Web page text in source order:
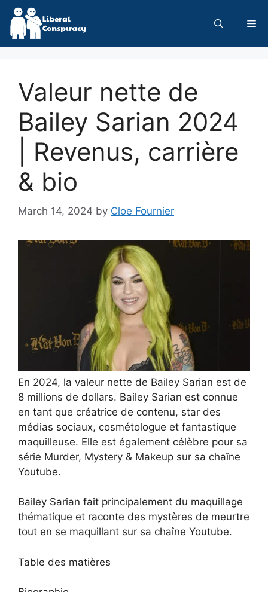
Skip
content
Valeur nette de
Bailey Sarian 2024
| Revenus, carrière
& bio
March 14, 2024 by Cloe Fournier
En 2024, la valeur nette de Bailey Sarian est de
8 millions de dollars. Bailey Sarian est connue
en tant que créatrice de contenu, star des
médias sociaux, cosmétologue et fantastique
maquilleuse. Elle est également célèbre pour sa
série Murder, Mystery & Makeup sur sa chaîne
Youtube.
Bailey Sarian fait principalement du maquillage
thématique et raconte des mystères de meurtre
tout en se maquillant sur sa chaîne Youtube.
Table des matières